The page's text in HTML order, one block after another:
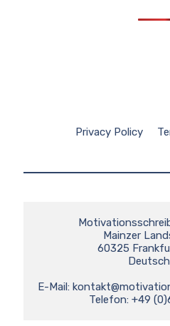
Privacy Policy
Mainzer
60325
E-Mail:
Telefon: +49